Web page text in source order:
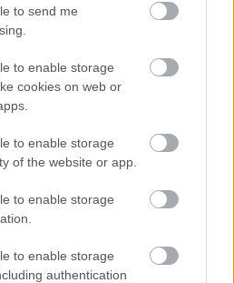
to send me
to enable storage
cookies on web or
to enable storage
of the website or app.
to enable storage
to enable storage
authentication
gép
09.
hogy kardió gép, akkor
a gépeknek az ...